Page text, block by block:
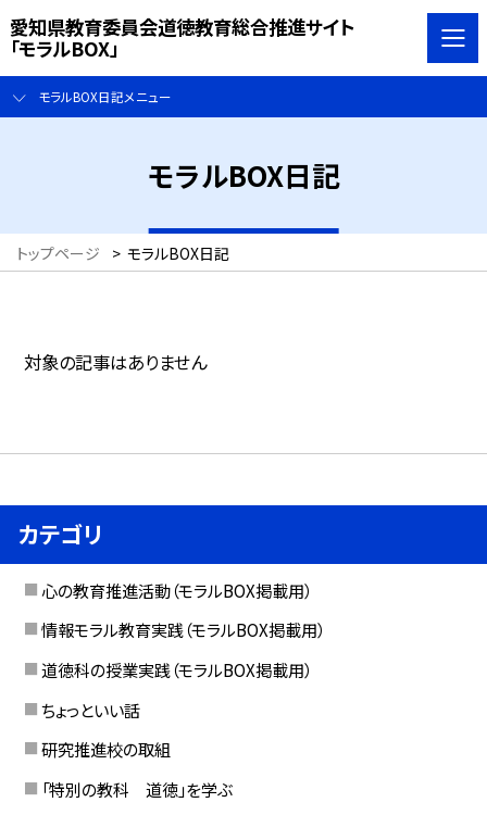
愛知県教育委員会道徳教育総合推進サイト
「モラルBOX」
モラルBOX日記メニュー
モラルBOX日記
トップページ > モラルBOX日記
対象の記事はありません
カテゴリ
心の教育推進活動（モラルBOX掲載用）
情報モラル教育実践（モラルBOX掲載用）
道徳科の授業実践（モラルBOX掲載用）
ちょっといい話
研究推進校の取組
「特別の教科 道徳」を学ぶ